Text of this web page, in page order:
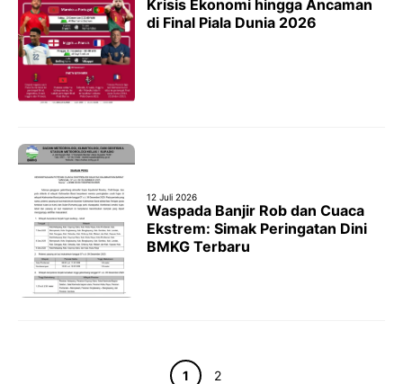
Krisis Ekonomi hingga Ancaman
di Final Piala Dunia 2026
12 Juli 2026
Waspada Banjir Rob dan Cuaca
Ekstrem: Simak Peringatan Dini
BMKG Terbaru
Halaman
1 Halaman
2